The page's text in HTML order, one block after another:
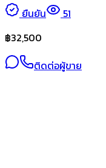
ยืนยัน
51
฿32,500
ติดต่อผู้ขาย